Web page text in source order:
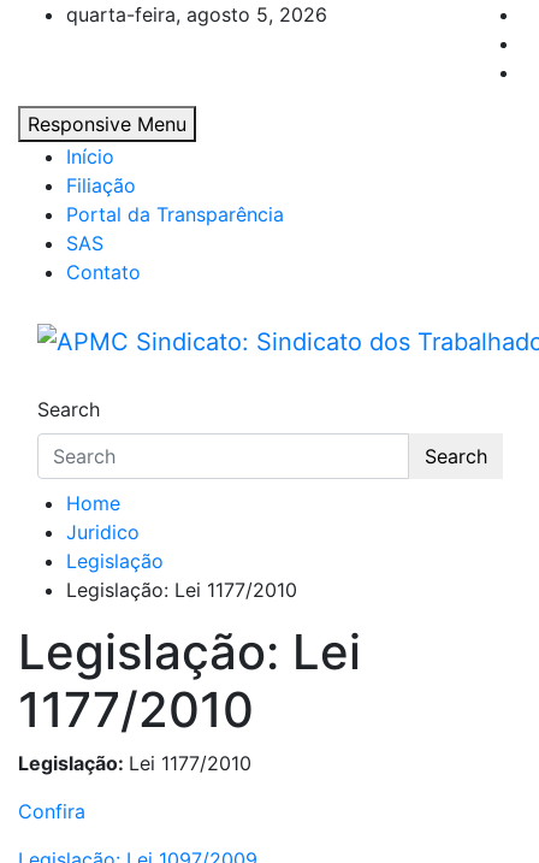
quarta-feira, agosto 5, 2026
Responsive Menu
Início
Filiação
Portal da Transparência
SAS
Contato
Search
Search
Home
Juridico
Legislação
Legislação: Lei 1177/2010
Legislação: Lei
1177/2010
Legislação: Lei 1177/2010
Confira